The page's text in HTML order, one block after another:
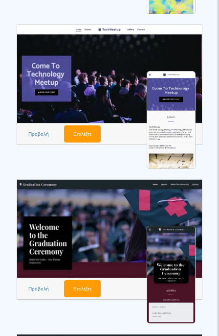
Προβολή Επιλέξτε
Προβολή Επιλέξτε